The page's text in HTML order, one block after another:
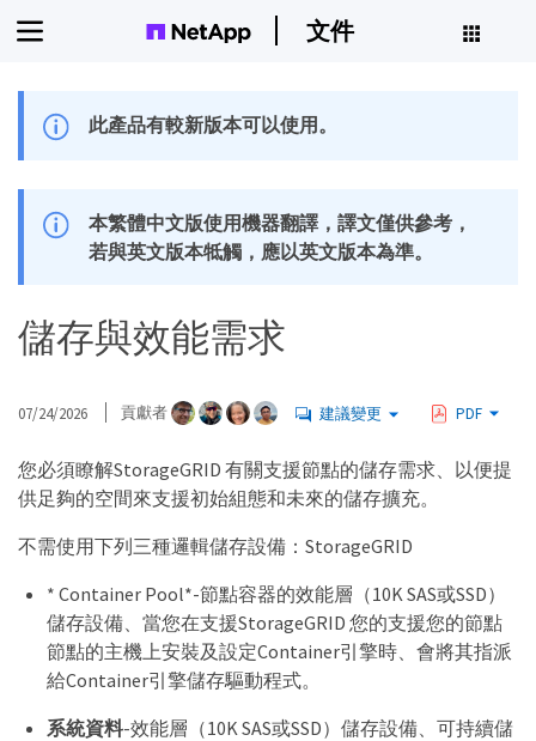
文件
此產品有較新版本可以使用。
本繁體中文版使用機器翻譯，譯文僅供參考，
若與英文版本牴觸，應以英文版本為準。
儲存與效能需求
07/24/2026 貢獻者 建議變更 PDF
您必須瞭解StorageGRID 有關支援節點的儲存需求、以便提
供足夠的空間來支援初始組態和未來的儲存擴充。
不需使用下列三種邏輯儲存設備：StorageGRID
* Container Pool*-節點容器的效能層（10K SAS或SSD）
儲存設備、當您在支援StorageGRID 您的支援您的節點
節點的主機上安裝及設定Container引擎時、會將其指派
給Container引擎儲存驅動程式。
系統資料-效能層（10K SAS或SSD）儲存設備、可持續儲